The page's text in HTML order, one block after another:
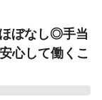
ぼなし◎手当
心して働くこ